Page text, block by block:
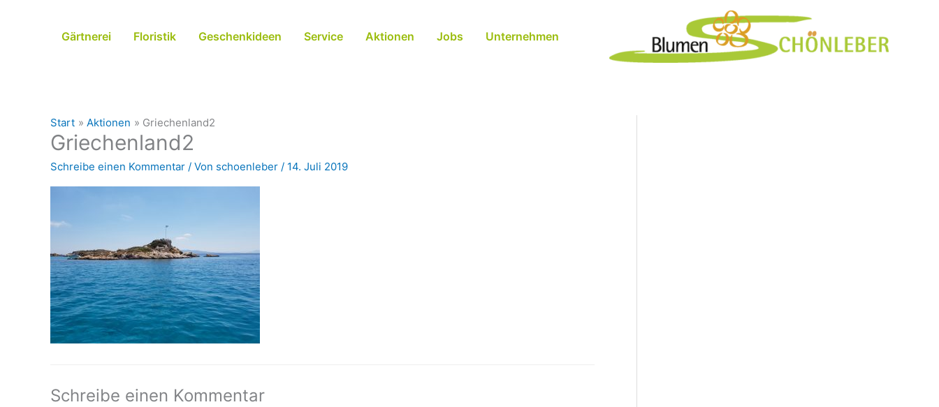
Gärtnerei Floristik Geschenkideen Service Aktionen Jobs Unternehmen
Start Aktionen Griechenland2
Griechenland2
Schreibe einen Kommentar / Von schoenleber / 14. Juli 2019
Schreibe einen Kommentar